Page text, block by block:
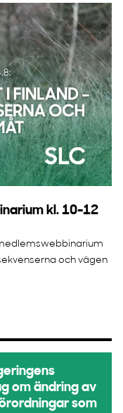
kl. 10-12
medlemswebbinarium
och vägen
om ändring av
som